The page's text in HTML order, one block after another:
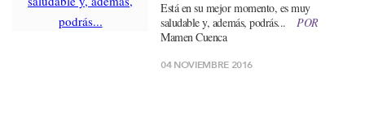
Está en su mejor momento, es muy
saludable y, además, podrás...
POR
Mamen Cuenca
04 NOVIEMBRE 2016